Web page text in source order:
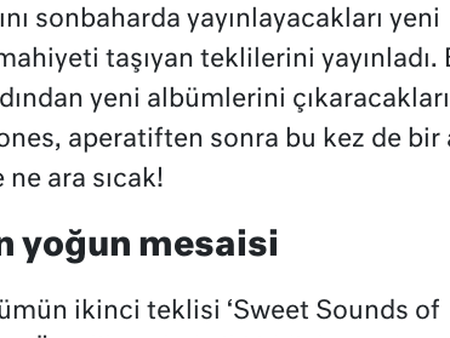
sonbaharda yayınlayacakları yeni
taşıyan teklilerini yayınladı.
yeni albümlerini
aperatiften sonra bu kez de bir
ne ara sıcak!
yoğun mesaisi
ikinci teklisi ‘Sweet Sounds of